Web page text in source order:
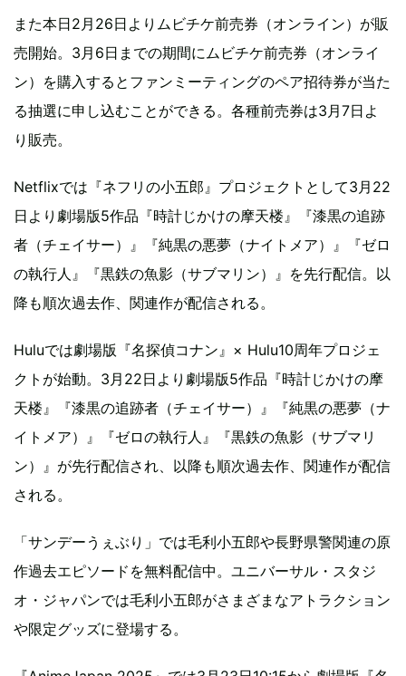
また本日2月26日よりムビチケ前売券（オンライン）が販
売開始。3月6日までの期間にムビチケ前売券（オンライ
ン）を購入するとファンミーティングのペア招待券が当た
る抽選に申し込むことができる。各種前売券は3月7日よ
り販売。
Netflixでは『ネフリの小五郎』プロジェクトとして3月22
日より劇場版5作品『時計じかけの摩天楼』『漆黒の追跡
者（チェイサー）』『純黒の悪夢（ナイトメア）』『ゼロ
の執行人』『黒鉄の魚影（サブマリン）』を先行配信。以
降も順次過去作、関連作が配信される。
Huluでは劇場版『名探偵コナン』× Hulu10周年プロジェ
クトが始動。3月22日より劇場版5作品『時計じかけの摩
天楼』『漆黒の追跡者（チェイサー）』『純黒の悪夢（ナ
イトメア）』『ゼロの執行人』『黒鉄の魚影（サブマリ
ン）』が先行配信され、以降も順次過去作、関連作が配信
される。
「サンデーうぇぶり」では毛利小五郎や長野県警関連の原
作過去エピソードを無料配信中。ユニバーサル・スタジ
オ・ジャパンでは毛利小五郎がさまざまなアトラクション
や限定グッズに登場する。